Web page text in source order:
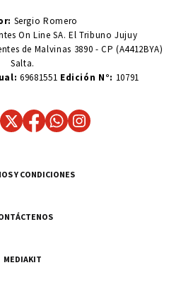
Sergio Romero
On Line SA. El Tribuno Jujuy
de Malvinas 3890 - CP (A4412BYA)
Salta.
69681551 Edición N°: 10791
Y CONDICIONES
MEDIAKIT